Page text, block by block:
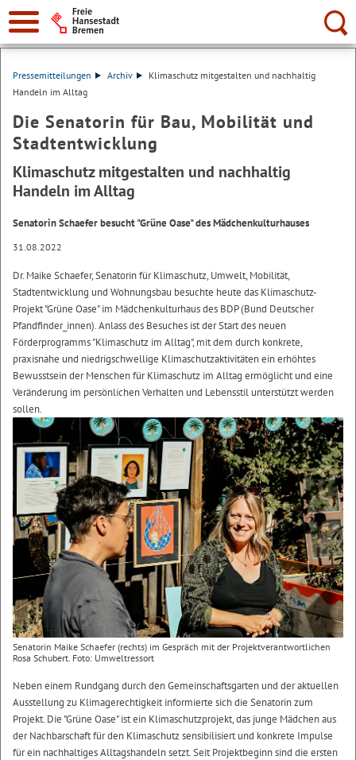
Suche:
Pressemitteilungen Archiv
Klimaschutz mitgestalten und nachhaltig
Handeln im Alltag
Die Senatorin für Bau, Mobilität und
Stadtentwicklung
Klimaschutz mitgestalten und nachhaltig
Handeln im Alltag
Senatorin Schaefer besucht "Grüne Oase" des Mädchenkulturhauses
31.08.2022
Dr. Maike Schaefer, Senatorin für Klimaschutz, Umwelt, Mobilität,
Stadtentwicklung und Wohnungsbau besuchte heute das Klimaschutz-
Projekt "Grüne Oase" im Mädchenkulturhaus des BDP (Bund Deutscher
Pfandfinder_innen). Anlass des Besuches ist der Start des neuen
Förderprogramms "Klimaschutz im Alltag", mit dem durch konkrete,
praxisnahe und niedrigschwellige Klimaschutzaktivitäten ein erhöhtes
Bewusstsein der Menschen für Klimaschutz im Alltag ermöglicht und eine
Veränderung im persönlichen Verhalten und Lebensstil unterstützt werden
sollen.
Senatorin Maike Schaefer (rechts) im Gespräch mit der Projektverantwortlichen
Rosa Schubert. Foto: Umweltressort
Neben einem Rundgang durch den Gemeinschaftsgarten und der aktuellen
Ausstellung zu Klimagerechtigkeit informierte sich die Senatorin zum
Projekt. Die "Grüne Oase" ist ein Klimaschutzprojekt, das junge Mädchen aus
der Nachbarschaft für den Klimaschutz sensibilisiert und konkrete Impulse
für ein nachhaltiges Alltagshandeln setzt. Seit Projektbeginn sind die ersten